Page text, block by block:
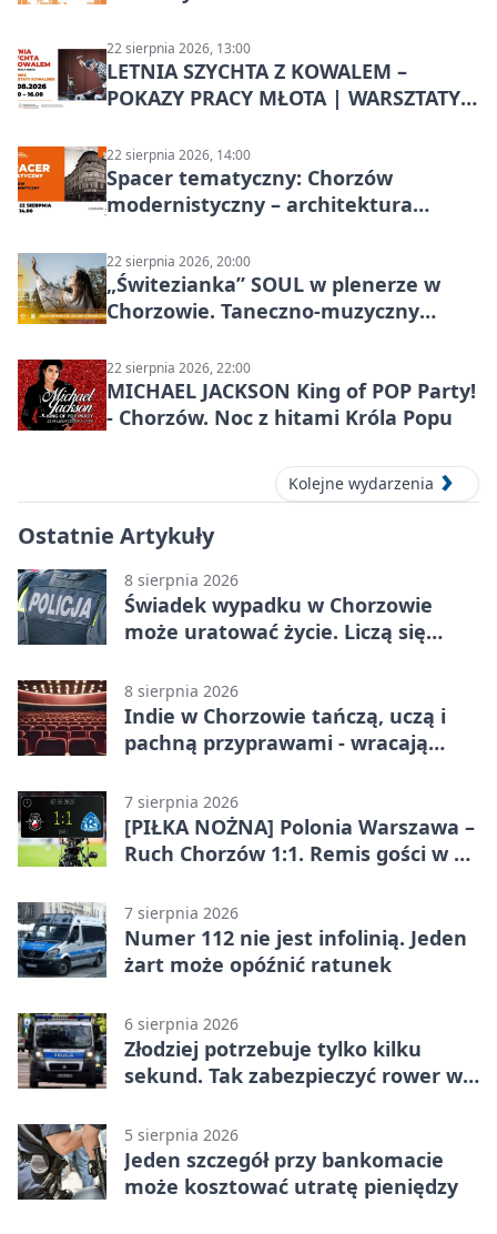
22 sierpnia 2026, 13:00
LETNIA SZYCHTA Z KOWALEM –
POKAZY PRACY MŁOTA | WARSZTATY
22 sierpnia 2026, 14:00
Spacer tematyczny: Chorzów
modernistyczny – architektura
22 sierpnia 2026, 20:00
„Świtezianka” SOUL w plenerze w
Chorzowie. Taneczno-muzyczny
22 sierpnia 2026, 22:00
MICHAEL JACKSON King of POP Party!
- Chorzów. Noc z hitami Króla Popu
Kolejne wydarzenia
Ostatnie Artykuły
8 sierpnia 2026
Świadek wypadku w Chorzowie
może uratować życie. Liczą się
8 sierpnia 2026
Indie w Chorzowie tańczą, uczą i
pachną przyprawami - wracają
7 sierpnia 2026
[PIŁKA NOŻNA] Polonia Warszawa –
Ruch Chorzów 1:1. Remis gości w 3.
7 sierpnia 2026
Numer 112 nie jest infolinią. Jeden
żart może opóźnić ratunek
6 sierpnia 2026
Złodziej potrzebuje tylko kilku
sekund. Tak zabezpieczyć rower w
5 sierpnia 2026
Jeden szczegół przy bankomacie
może kosztować utratę pieniędzy